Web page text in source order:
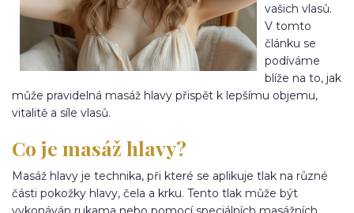
vašich vlasů.
V tomto
článku se
podíváme
blíže na to, jak
může pravidelná masáž hlavy přispět k lepšímu objemu,
vitalitě a síle vlasů.
Co je masáž hlavy?
Masáž hlavy je technika, při které se aplikuje tlak na různé
části pokožky hlavy, čela a krku. Tento tlak může být